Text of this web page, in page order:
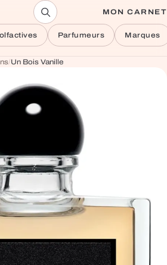
MON CARNET
Parfumeurs Marques
/Un Bois Vanille